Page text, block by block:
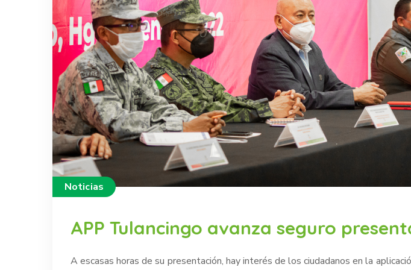
Noticias
APP Tulancingo avanza seguro
A escasas horas de su presentación, hay interés de los ciudadanos en la